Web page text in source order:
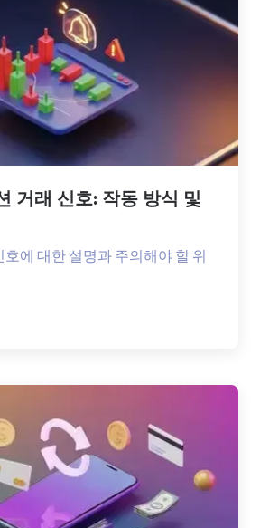
거래 신호: 작동 방식 및
에 대한 설명과 주의해야 할 위